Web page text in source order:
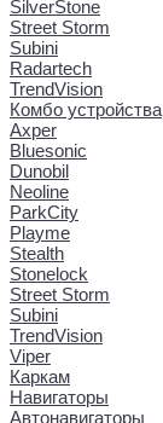
SilverStone
Street Storm
Subini
Radartech
TrendVision
Комбо устройства
Axper
Bluesonic
Dunobil
Neoline
ParkCity
Playme
Stealth
Stonelock
Street Storm
Subini
TrendVision
Viper
Каркам
Навигаторы
Автонавигаторы